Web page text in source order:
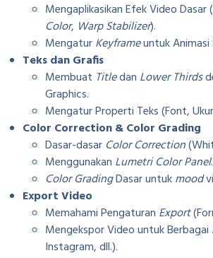
Mengaplikasikan Efek Video Dasar
Color, Warp Stabilizer).
MengaturKeyframeuntuk Animasi
Teks dan Grafis
Membuat Titledan Lower Thirds
Graphics.
Mengatur Properti Teks (Font,
Color Correction & Color Grading
Dasar-dasar Color Correction
Menggunakan Lumetri Color Panel.
Color GradingDasar untukmood
Export Video
Memahami Pengaturan Export
Mengekspor Video untuk Berbagai
Instagram, dll.).